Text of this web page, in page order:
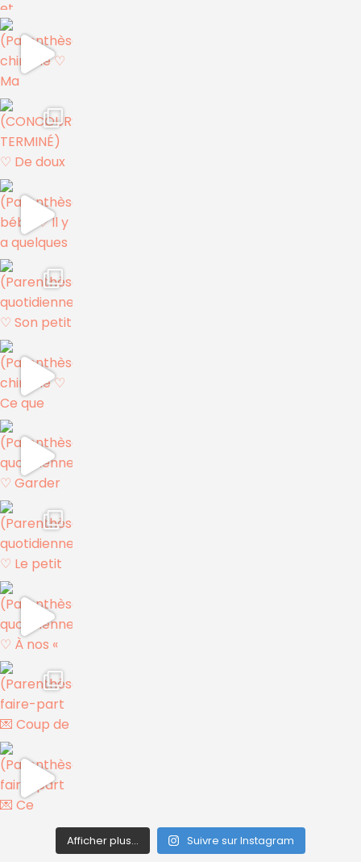
Afficher plus... Suivre sur Instagram